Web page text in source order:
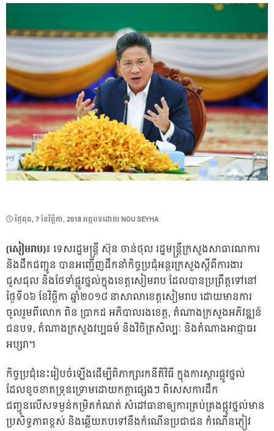
POSTED
ថ្ងៃ​ពុធ, 7 ខែ​វិច្ឆិកា, 2018អត្ថបទដោយ NOU SEYHA
(សៀមរាប)៖​ទេសរដ្ឋមន្ដ្រី ​​ស៊ុន ចាន់ថុល​ រដ្ឋមន្រ្តីក្រសួងសាធារណការ
និងដឹកជញ្ជូន បានអញ្ជើញដឹកនាំ​កិច្ចប្រជុំអន្តរក្រសួងស្តីពីការងារ
ជួសជុល និងថែទាំផ្លូវថ្នល់ក្នុងខេត្តសៀមរាប ដែលបានប្រព្រឹត្តទៅនៅ
ថ្ងៃទី០៦ ខែវិច្ឆិកា ឆ្នាំ២០១៨ នា​សាលាខេត្តសៀមរាប ដោយមានការ
ចូលរួមពីលោក ពិន ប្រាកដ អភិបាលរង​ខេត្ត​, តំណាងក្រសួងអភិវឌ្ឍន៍
ជនបទ​, តំណាងក្រសួងវប្បធម៌ និងវិចិត្រសិល្បៈ និងតំណាងអាជ្ញាធរ
អប្សរា​។
កិច្ចប្រជុំនេះរៀបចំឡើងដើម្បីពិភាក្សារកនីតិវិធី ក្នុងការស្តារផ្លូវថ្នល់
ដែលខូចខាតទ្រុឌទ្រោមដោយកត្តា​ផ្សេងៗ ​ពិសេស​ការដឹក
ជញ្ជូនលើសទម្ងន់កម្រិតកំណត់ សំដៅធានាឲ្យការគ្រប់គ្រងផ្លូវថ្នល់មាន
ប្រសិទ្ធភាពខ្ពស់ និងឆ្លើយតបទៅនឹងកំណើនប្រជាជន កំណើនភ្ញៀវ